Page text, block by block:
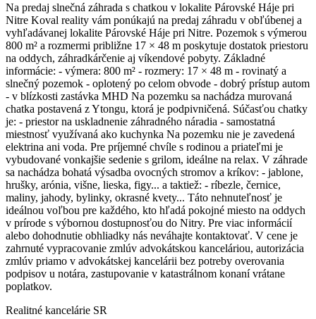
Na predaj slnečná záhrada s chatkou v lokalite Párovské Háje pri
Nitre Koval reality vám ponúkajú na predaj záhradu v obľúbenej a
vyhľadávanej lokalite Párovské Háje pri Nitre. Pozemok s výmerou
800 m² a rozmermi približne 17 × 48 m poskytuje dostatok priestoru
na oddych, záhradkárčenie aj víkendové pobyty. Základné
informácie: - výmera: 800 m² - rozmery: 17 × 48 m - rovinatý a
slnečný pozemok - oplotený po celom obvode - dobrý prístup autom
- v blízkosti zastávka MHD Na pozemku sa nachádza murovaná
chatka postavená z Ytongu, ktorá je podpivničená. Súčasťou chatky
je: - priestor na uskladnenie záhradného náradia - samostatná
miestnosť využívaná ako kuchynka Na pozemku nie je zavedená
elektrina ani voda. Pre príjemné chvíle s rodinou a priateľmi je
vybudované vonkajšie sedenie s grilom, ideálne na relax. V záhrade
sa nachádza bohatá výsadba ovocných stromov a kríkov: - jablone,
hrušky, arónia, višne, lieska, figy... a taktiež: - ríbezle, černice,
maliny, jahody, bylinky, okrasné kvety... Táto nehnuteľnosť je
ideálnou voľbou pre každého, kto hľadá pokojné miesto na oddych
v prírode s výbornou dostupnosťou do Nitry. Pre viac informácií
alebo dohodnutie obhliadky nás neváhajte kontaktovať. V cene je
zahrnuté vypracovanie zmlúv advokátskou kanceláriou, autorizácia
zmlúv priamo v advokátskej kancelárii bez potreby overovania
podpisov u notára, zastupovanie v katastrálnom konaní vrátane
poplatkov.
Realitné kancelárie SR